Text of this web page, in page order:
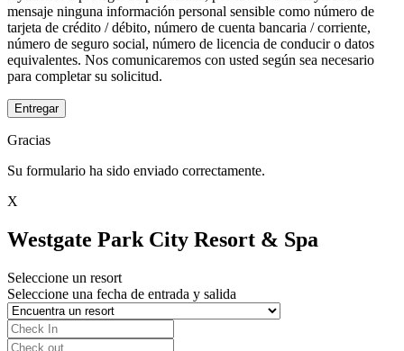
mensaje ninguna información personal sensible como número de
tarjeta de crédito / débito, número de cuenta bancaria / corriente,
número de seguro social, número de licencia de conducir o datos
equivalentes. Nos comunicaremos con usted según sea necesario
para completar su solicitud.
Entregar
Gracias
Su formulario ha sido enviado correctamente.
X
Westgate Park City Resort & Spa
Seleccione un resort
Seleccione una fecha de entrada y salida